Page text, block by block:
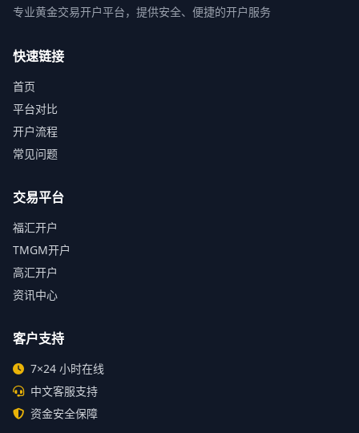
专业黄金交易开户平台，提供安全、便捷的开户服务
快速链接
首页
平台对比
开户流程
常见问题
交易平台
福汇开户
TMGM开户
高汇开户
资讯中心
客户支持
7×24 小时在线
中文客服支持
资金安全保障